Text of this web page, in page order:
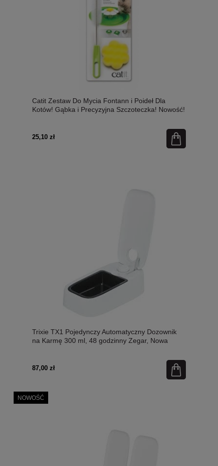
Catit Zestaw Do Mycia Fontann i Poideł Dla
Kotów! Gąbka i Precyzyjna Szczoteczka! Nowość!
25,10 zł
Trixie TX1 Pojedynczy Automatyczny Dozownik
na Karmę 300 ml, 48 godzinny Zegar, Nowa
87,00 zł
NOWOŚĆ